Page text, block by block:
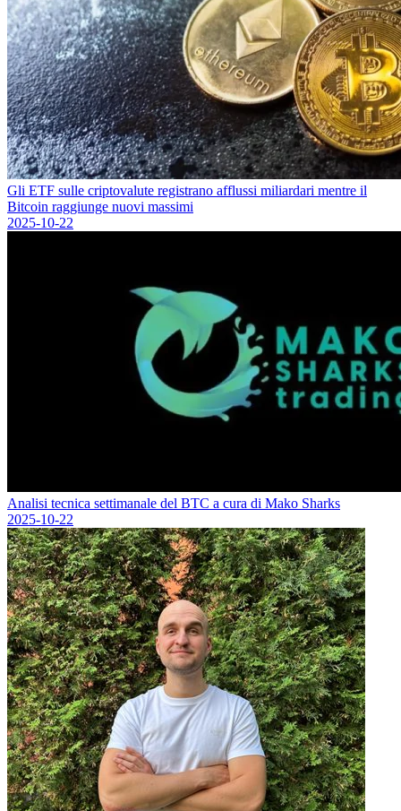
Gli ETF sulle criptovalute registrano afflussi miliardari mentre il
Bitcoin raggiunge nuovi massimi
2025-10-22
Analisi tecnica settimanale del BTC a cura di Mako Sharks
2025-10-22